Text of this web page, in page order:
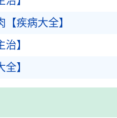
疾病大全】
】
】